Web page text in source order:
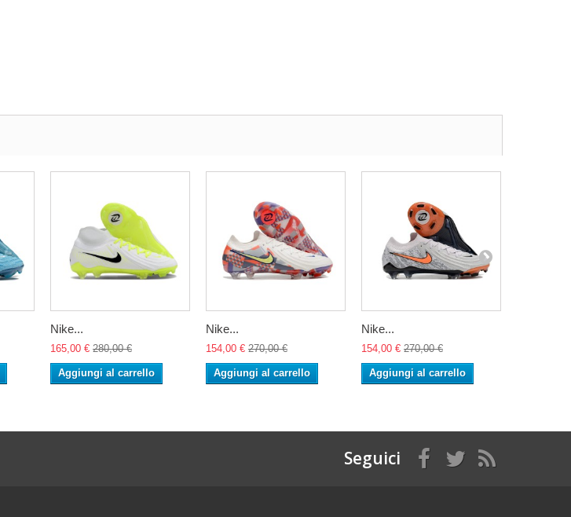
Nike...
165,00 € 280,00 €
Aggiungi al carrello
Nike...
154,00 € 270,00 €
Aggiungi al carrello
Nike...
154,00 € 270,00 €
Aggiungi al carrello
Seguici